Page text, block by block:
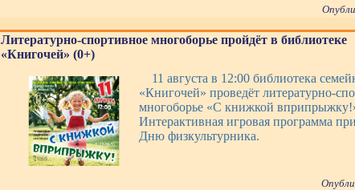
Литературно-спортивное многоборье пройдёт в библиотеке
«Книгочей» (0+)
11 августа в 12:00 библиотека
«Книгочей» проведёт литературно-
многоборье «С книжкой
Интерактивная игровая программа
Дню физкультурника.